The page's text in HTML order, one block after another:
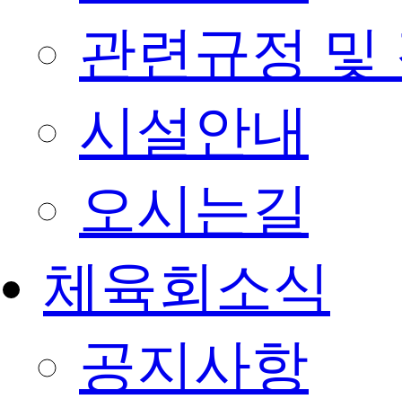
관련규정 및
시설안내
오시는길
체육회소식
공지사항